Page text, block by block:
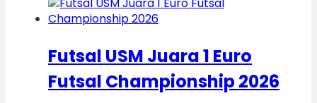
Futsal USM Juara 1 Euro
Futsal Championship 2026